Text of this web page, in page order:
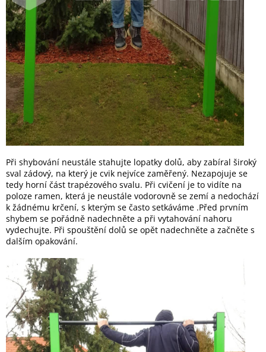
Při shybování neustále stahujte lopatky dolů, aby zabíral široký
sval zádový, na který je cvik nejvíce zaměřený. Nezapojuje se
tedy horní část trapézového svalu. Při cvičení je to vidíte na
poloze ramen, která je neustále vodorovně se zemí a nedochází
k žádnému krčení, s kterým se často setkáváme .Před prvním
shybem se pořádně nadechněte a při vytahování nahoru
vydechujte. Při spouštění dolů se opět nadechněte a začněte s
dalším opakování.